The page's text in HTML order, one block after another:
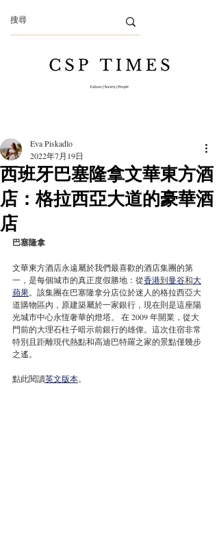
西班牙巴塞隆拿文華東方酒
店：格拉西亞大道的豪華酒
店
Eva Piskadlo
2022年7月19日
巴塞隆拿
文華東方酒店永遠屬於我們最喜歡的酒店集團的第
一，是每個城市的真正度假勝地：從香港到曼谷和大
蘋果。該集團在巴塞隆拿分店位於迷人的格拉西亞大
道購物區內，原建築屬於一家銀行，現在則是這座陽
光城市中心永恆奢華的燈塔。 在 2009 年開業，從大
門前的大理石柱子暗示前銀行的雄偉。這次住宿非常
特別且距離現代熱點和高迪巴特羅之家的景點僅幾步
之遙。
點此閱讀英文版本。